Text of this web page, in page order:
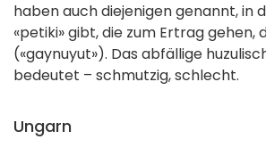
haben auch diejenigen genannt, in
«petiki» gibt, die zum Ertrag gehen,
(«gaynuyut»). Das abfällige
bedeutet – schmutzig, schlecht.
Ungarn